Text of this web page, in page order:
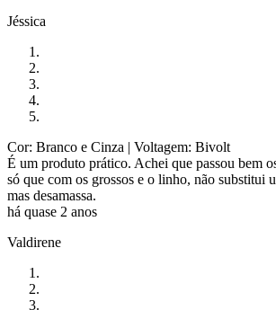
Jéssica
Cor: Branco e Cinza | Voltagem: Bivolt
É um produto prático. Achei que passou bem
só que com os grossos e o linho, não substitui
mas desamassa.
há quase 2 anos
Valdirene